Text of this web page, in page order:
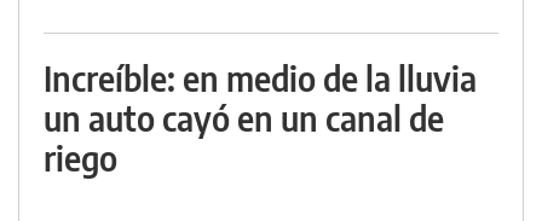
Increíble: en medio de la lluvia
un auto cayó en un canal de
riego